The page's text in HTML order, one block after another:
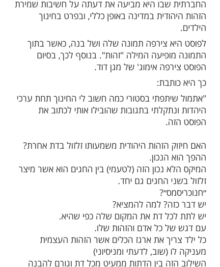
בפוסט זהות: "עלינו לשמר את השורשים"
עוד תוכן חדש ומפתיע! התחברו לכל
שלנו בתהילים בלחיצה כאן >>>​
נטלי דדון, העלתה לאחרונה פוסט לרשת
שבו היא מביעה את דעתה על חשיבות שמירת
במדינה באופן כללי, ובפרט בחינוך
צירפה תמונה שלה ושל בנה, כאשר בתוך
המילה "זהות". בנוסף לכך, בסיום
אימוג' של מגן דוד.
בסטורי כמה חשוב לי החינוך תחת ערכי
בתגובות שהובילו אותי לכתוב את